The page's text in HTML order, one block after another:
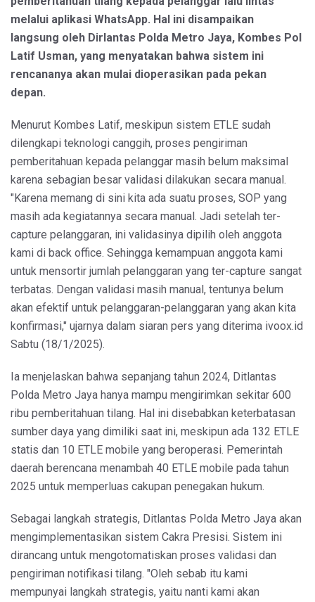
melalui aplikasi WhatsApp. Hal ini disampaikan
langsung oleh Dirlantas Polda Metro Jaya, Kombes Pol
Latif Usman, yang menyatakan bahwa sistem ini
rencananya akan mulai dioperasikan pada pekan
depan.
Menurut Kombes Latif, meskipun sistem ETLE sudah
dilengkapi teknologi canggih, proses pengiriman
pemberitahuan kepada pelanggar masih belum maksimal
karena sebagian besar validasi dilakukan secara manual.
"Karena memang di sini kita ada suatu proses, SOP yang
masih ada kegiatannya secara manual. Jadi setelah ter-
capture pelanggaran, ini validasinya dipilih oleh anggota
kami di back office. Sehingga kemampuan anggota kami
untuk mensortir jumlah pelanggaran yang ter-capture sangat
terbatas. Dengan validasi masih manual, tentunya belum
akan efektif untuk pelanggaran-pelanggaran yang akan kita
konfirmasi," ujarnya dalam siaran pers yang diterima ivoox.id
Sabtu (18/1/2025).
Ia menjelaskan bahwa sepanjang tahun 2024, Ditlantas
Polda Metro Jaya hanya mampu mengirimkan sekitar 600
ribu pemberitahuan tilang. Hal ini disebabkan keterbatasan
sumber daya yang dimiliki saat ini, meskipun ada 132 ETLE
statis dan 10 ETLE mobile yang beroperasi. Pemerintah
daerah berencana menambah 40 ETLE mobile pada tahun
2025 untuk memperluas cakupan penegakan hukum.
Sebagai langkah strategis, Ditlantas Polda Metro Jaya akan
mengimplementasikan sistem Cakra Presisi. Sistem ini
dirancang untuk mengotomatiskan proses validasi dan
pengiriman notifikasi tilang. "Oleh sebab itu kami
mempunyai langkah strategis, yaitu nanti kami akan